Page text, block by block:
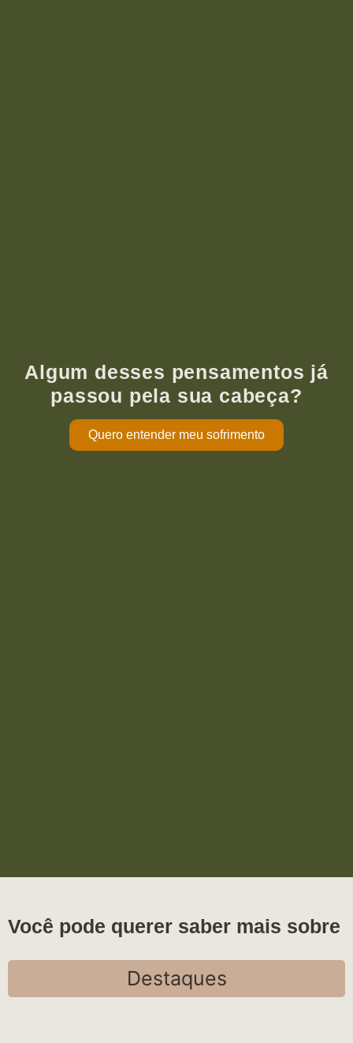
Algum desses pensamentos já
passou pela sua cabeça?
Quero entender meu sofrimento
Você pode querer saber mais sobre
Destaques